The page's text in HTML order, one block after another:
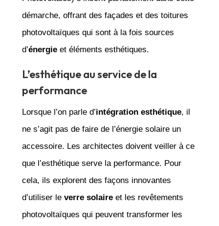
démarche, offrant des façades et des toitures
photovoltaïques qui sont à la fois sources
d’énergieet éléments esthétiques.
L’esthétique au service de la
performance
Lorsque l’on parle d’intégration esthétique, il
ne s’agit pas de faire de l’énergie solaire un
accessoire. Les architectes doivent veiller à ce
que l’esthétique serve la performance. Pour
cela, ils explorent des façons innovantes
d’utiliser le verre solaireet les revêtements
photovoltaïques qui peuvent transformer les